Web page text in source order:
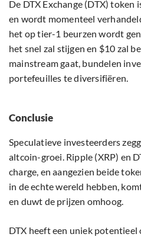
De DTX Exchange (DTX)
en wordt momenteel
het op tier-1 beurzen wordt
het snel zal stijgen en $10 zal
mainstream gaat, bundelen
portefeuilles te diversifiëren.
Conclusie
Speculatieve investeerders
altcoin-groei. Ripple (XRP) en
charge, en aangezien beide
in de echte wereld hebben,
en duwt de prijzen omhoog.
DTX heeft een uniek potentieel